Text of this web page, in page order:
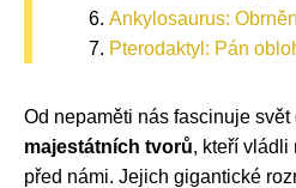
Ankylosaurus:
Pterodaktyl: Pán
Od nepaměti nás fascinuje
majestátních tvorů, kteří vládli
před námi. Jejich gigantické